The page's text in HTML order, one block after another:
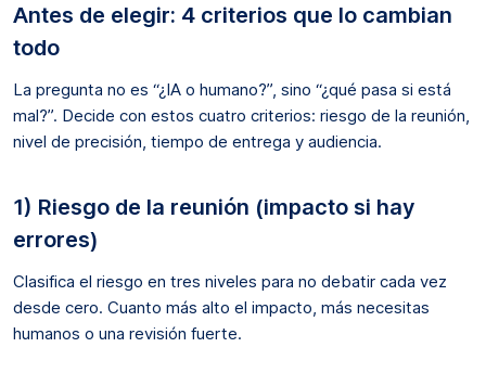
Antes de elegir: 4 criterios que lo cambian
todo
La pregunta no es “¿IA o humano?”, sino “¿qué pasa si está
mal?”. Decide con estos cuatro criterios: riesgo de la reunión,
nivel de precisión, tiempo de entrega y audiencia.
1) Riesgo de la reunión (impacto si hay
errores)
Clasifica el riesgo en tres niveles para no debatir cada vez
desde cero. Cuanto más alto el impacto, más necesitas
humanos o una revisión fuerte.